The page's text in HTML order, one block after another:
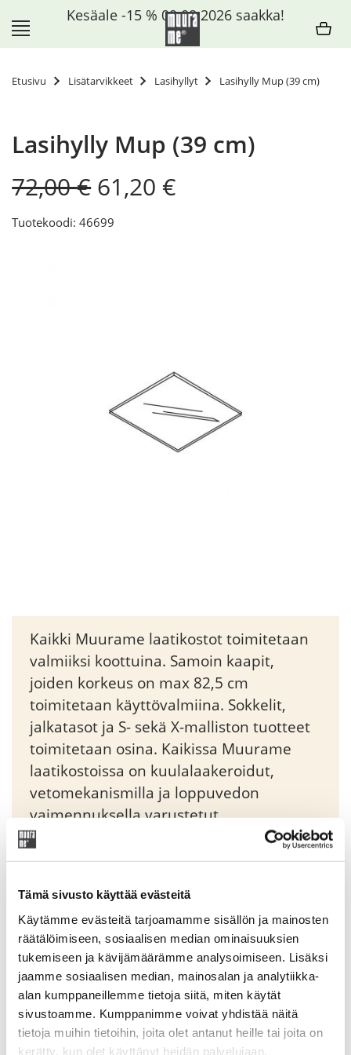
Tämä sivusto käyttää evästeitä
Käytämme evästeitä tarjoamamme sisällön ja mainosten
räätälöimiseen, sosiaalisen median ominaisuuksien
tukemiseen ja kävijämäärämme analysoimiseen. Lisäksi
jaamme sosiaalisen median, mainosalan ja analytiikka-
alan kumppaneillemme tietoja siitä, miten käytät
sivustoamme. Kumppanimme voivat yhdistää näitä
tietoja muihin tietoihin, joita olet antanut heille tai joita on
kerätty, kun olet käyttänyt heidän palvelujaan.
sisältöön
Etusivu Lisätarvikkeet Lasihyllyt Lasihylly Mup (39 cm)
Lasihylly Mup (39 cm)
72,00€ Original
price
was:
72,00 €.
61,20 €
Tuotekoodi: 46699
Kaikki Muurame laatikostot toimitetaan
valmiiksi koottuina. Samoin kaapit,
joiden korkeus on max 82,5 cm
toimitetaan käyttövalmiina. Sokkelit,
jalkatasot ja S- sekä X-malliston tuotteet
toimitetaan osina. Kaikissa Muurame
laatikostoissa on kuulalaakeroidut,
vetomekanismilla ja loppuvedon
vaimennuksella varustetut
piiloliukukiskot. Moduli-yksikköjä voidaan
liittää sivusuunnassa toisiinsa tai pinota
imukuppien avulla.
72,00€
Original
price
was:
72,00 €.
61,20€
Current
price
is:
61,20 €.
Tuotekoodi: 46699
Kesäale -15 % 09.08.2026 saakka!